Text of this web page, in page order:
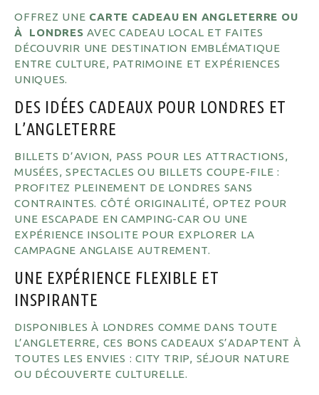
OFFREZ UNE CARTE CADEAU EN ANGLETERRE OU
À LONDRES AVEC CADEAU LOCAL ET FAITES
DÉCOUVRIR UNE DESTINATION EMBLÉMATIQUE
ENTRE CULTURE, PATRIMOINE ET EXPÉRIENCES
UNIQUES.
DES IDÉES CADEAUX POUR LONDRES ET
L’ANGLETERRE
BILLETS D’AVION, PASS POUR LES ATTRACTIONS,
MUSÉES, SPECTACLES OU BILLETS COUPE-FILE :
PROFITEZ PLEINEMENT DE LONDRES SANS
CONTRAINTES. CÔTÉ ORIGINALITÉ, OPTEZ POUR
UNE ESCAPADE EN CAMPING-CAR OU UNE
EXPÉRIENCE INSOLITE POUR EXPLORER LA
CAMPAGNE ANGLAISE AUTREMENT.
UNE EXPÉRIENCE FLEXIBLE ET
INSPIRANTE
DISPONIBLES À LONDRES COMME DANS TOUTE
L’ANGLETERRE, CES BONS CADEAUX S’ADAPTENT À
TOUTES LES ENVIES : CITY TRIP, SÉJOUR NATURE
OU DÉCOUVERTE CULTURELLE.